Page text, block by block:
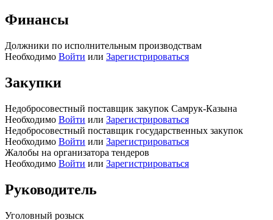
Финансы
Должники по исполнительным производствам
Необходимо Войти или Зарегистрироваться
Закупки
Недобросовестный поставщик закупок Самрук-Казына
Необходимо Войти или Зарегистрироваться
Недобросовестный поставщик государственных закупок
Необходимо Войти или Зарегистрироваться
Жалобы на организатора тендеров
Необходимо Войти или Зарегистрироваться
Руководитель
Уголовный розыск